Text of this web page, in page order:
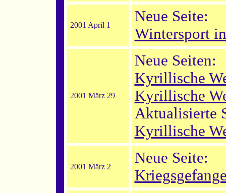
2001 April 1
Neue Seite:
Wintersport
2001 März 29
Neue Seiten:
Kyrillische
Kyrillische
Aktualisierte
Kyrillische
2001 März 2
Neue Seite: